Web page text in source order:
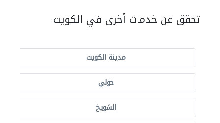
تحقق عن خدمات أخرى في الكويت
مدينة الكويت
حولي
الشويخ